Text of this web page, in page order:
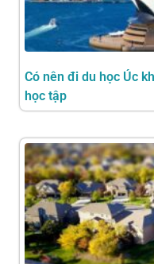
Có nên đi du học Úc
học tập